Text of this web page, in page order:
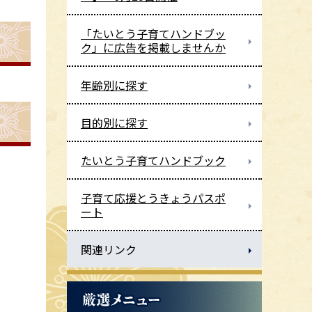
「たいとう子育てハンドブッ
ク」に広告を掲載しませんか
年齢別に探す
目的別に探す
たいとう子育てハンドブック
子育て応援とうきょうパスポ
ート
関連リンク